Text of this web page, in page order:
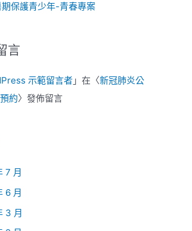
期保護青少年-青春專案
言
示範留言者 」在〈新冠肺炎公
約〉發佈留言
7 月
6 月
3 月